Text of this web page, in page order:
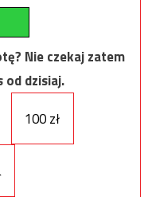
Nie czekaj zatem
od dzisiaj.
100 zł